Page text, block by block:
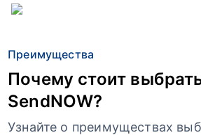
Преимущества
Почему стоит
SendNOW?
Узнайте о преимуществах